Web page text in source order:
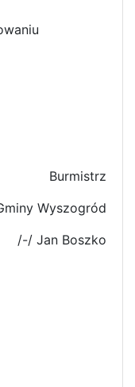
Burmistrz
Wyszogród
/-/ Jan Boszko